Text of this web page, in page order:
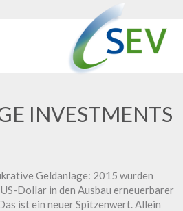
INVESTMENTS
Geldanlage: 2015 wurden
Dollar in den Ausbau erneuerbarer
ist ein neuer Spitzenwert. Allein